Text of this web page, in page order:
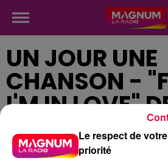
UN JOUR UNE
CHANSON -
I'M IN LOVE"
CURE
Le respect de
priorité